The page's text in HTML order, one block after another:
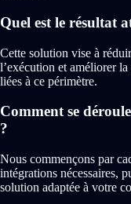
Quel est le résultat
Cette solution vise à
l’exécution et améliorer
liées à ce périmètre.
Comment se
?
Nous commençons par
intégrations nécessaires,
solution adaptée à votre